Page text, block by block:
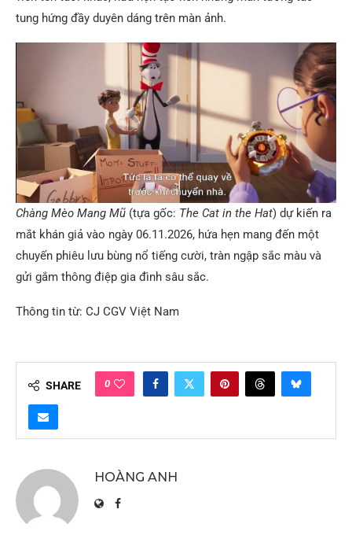
tung hứng đầy duyên dáng trên màn ảnh.
Chàng Mèo Mang Mũ (tựa gốc: The Cat in the Hat) dự kiến ra
mắt khán giả vào ngày 06.11.2026, hứa hẹn mang đến một
chuyến phiêu lưu bùng nổ tiếng cười, tràn ngập sắc màu và
gửi gắm thông điệp gia đình sâu sắc.
Thông tin từ: CJ CGV Việt Nam
SHARE 0
HOÀNG ANH